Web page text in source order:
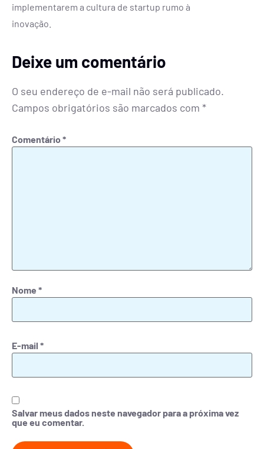
implementarem a cultura de startup rumo à
inovação.
Deixe um comentário
O seu endereço de e-mail não será publicado.
Campos obrigatórios são marcados com *
Comentário*
Nome *
E-mail *
Salvar meus dados neste navegador para a próxima vez
que eu comentar.